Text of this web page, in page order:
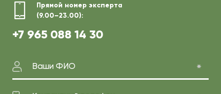
Прямой номер эксперта
(9.00–23.00):
+7 965 088 14 30
Ваши ФИО